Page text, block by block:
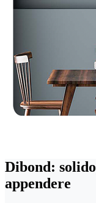
Dibond:
appendere